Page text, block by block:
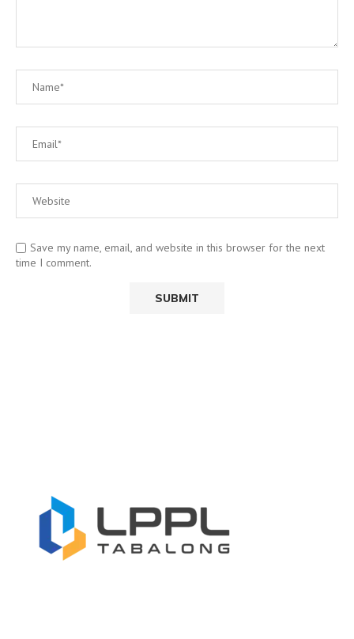
Save my name, email, and website in this browser for the next
time I comment.